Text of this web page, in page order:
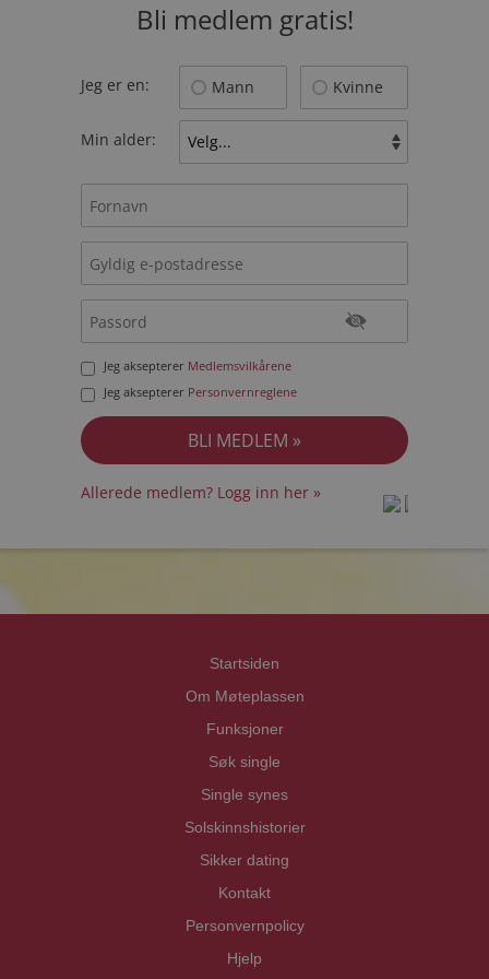
Bli medlem gratis!
Jeg er en: Mann Kvinne
Min alder:
Jeg aksepterer Medlemsvilkårene
Jeg aksepterer Personvernreglene
Allerede medlem? Logg inn her »
Startsiden
Om Møteplassen
Funksjoner
Søk single
Single synes
Solskinnshistorier
Sikker dating
Kontakt
Personvernpolicy
Hjelp